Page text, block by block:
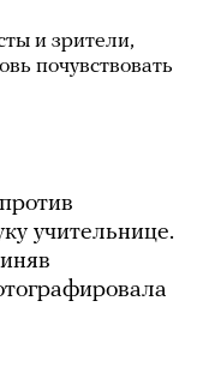
и зрители,
почувствовать
учительнице.